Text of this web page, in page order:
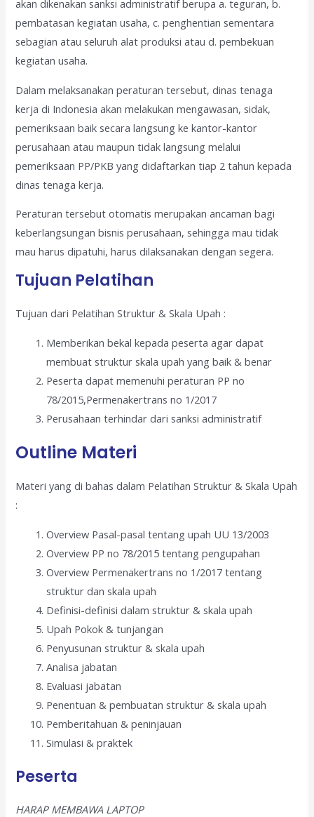
akan dikenakan sanksi administratif berupa a. teguran, b.
pembatasan kegiatan usaha, c. penghentian sementara
sebagian atau seluruh alat produksi atau d. pembekuan
kegiatan usaha.
Dalam melaksanakan peraturan tersebut, dinas tenaga
kerja di Indonesia akan melakukan mengawasan, sidak,
pemeriksaan baik secara langsung ke kantor-kantor
perusahaan atau maupun tidak langsung melalui
pemeriksaan PP/PKB yang didaftarkan tiap 2 tahun kepada
dinas tenaga kerja.
Peraturan tersebut otomatis merupakan ancaman bagi
keberlangsungan bisnis perusahaan, sehingga mau tidak
mau harus dipatuhi, harus dilaksanakan dengan segera.
Tujuan Pelatihan
Tujuan dari Pelatihan Struktur & Skala Upah :
Memberikan bekal kepada peserta agar dapat
membuat struktur skala upah yang baik & benar
Peserta dapat memenuhi peraturan PP no
78/2015,Permenakertrans no 1/2017
Perusahaan terhindar dari sanksi administratif
Outline Materi
Materi yang di bahas dalam Pelatihan Struktur & Skala Upah
:
Overview Pasal-pasal tentang upah UU 13/2003
Overview PP no 78/2015 tentang pengupahan
Overview Permenakertrans no 1/2017 tentang
struktur dan skala upah
Definisi-definisi dalam struktur & skala upah
Upah Pokok & tunjangan
Penyusunan struktur & skala upah
Analisa jabatan
Evaluasi jabatan
Penentuan & pembuatan struktur & skala upah
Pemberitahuan & peninjauan
Simulasi & praktek
Peserta
HARAP MEMBAWA LAPTOP